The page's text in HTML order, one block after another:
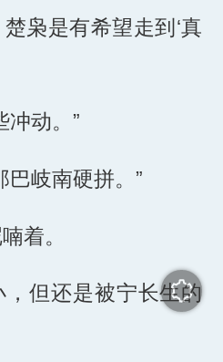
枭是有希望走到‘真
冲动。”
巴岐南硬拼。”
着。
，但还是被宁长生的